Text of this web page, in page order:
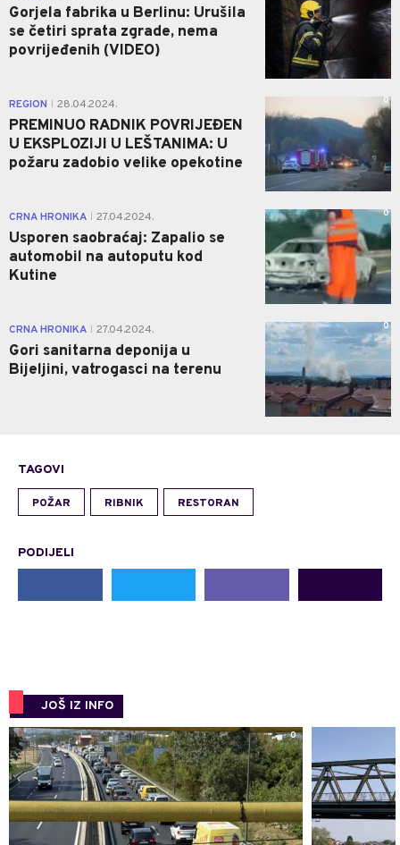
Gorjela fabrika u Berlinu: Urušila
se četiri sprata zgrade, nema
povrijeđenih (VIDEO)
REGION 28.04.2024.
PREMINUO RADNIK POVRIJEĐEN
U EKSPLOZIJI U LEŠTANIMA: U
požaru zadobio velike opekotine
0
CRNA HRONIKA 27.04.2024.
Usporen saobraćaj: Zapalio se
automobil na autoputu kod
Kutine
0
CRNA HRONIKA 27.04.2024.
Gori sanitarna deponija u
Bijeljini, vatrogasci na terenu
0
TAGOVI
POŽAR RIBNIK RESTORAN
PODIJELI
JOŠ IZ INFO
0